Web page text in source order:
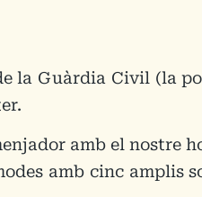
Guàrdia Civil (la
amb el nostre
amb cinc amplis